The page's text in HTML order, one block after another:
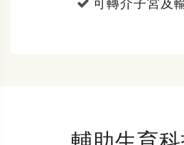
可轉介子宮及